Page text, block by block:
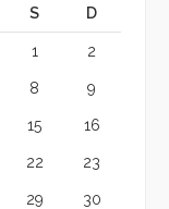
S D
1 2
8 9
15 16
22 23
29 30